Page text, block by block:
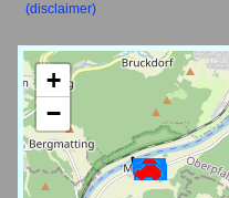
(disclaimer)
+
−